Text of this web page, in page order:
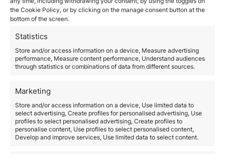
the Cookie Policy, or by clicking on the manage consent button at the
bottom of the screen.
Statistics
Store and/or access information on a device, Measure advertising
performance, Measure content performance, Understand audiences
through statistics or combinations of data from different sources.
Marketing
Store and/or access information on a device, Use limited data to
select advertising, Create profiles for personalised advertising, Use
profiles to select personalised advertising, Create profiles to
personalise content, Use profiles to select personalised content,
Develop and improve services, Use limited data to select content.
La opción del PGPD ofrece alos inversores un camino
rentable hacia la ciudadanía, con una familia de
introducción oportuna, ya que la opción del Fondo de
Tiempo Limitado (LTO) de St. Kitts & Nevis concluyó el
31 de diciembre de 2021. Las familias de cuatro
que ya ha expirado. Sin embargo, el importe de la
donación ha aumentado a 195.000 USD tras la
expiración de la oferta, lo que hace que la opción de la
OIA de la institución penal sea la más rentable para las
familias.